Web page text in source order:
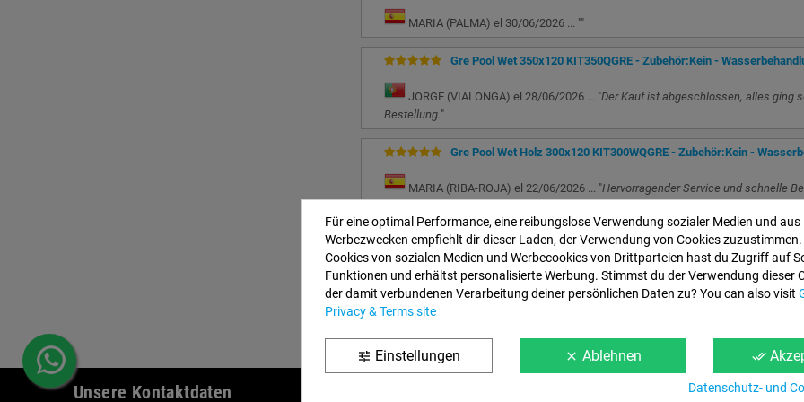
MARIA (PALMA) el 30/06/2026 ... ""
Gre Pool Wet 350x120 KIT350QGRE - Zubehör:Kein -
JORGE (VIALONGA) el 28/06/2026 ... "Der Kauf ist abgeschlossen, alles ging
Bestellung."
Gre Pool Wet Holz 300x120 KIT300WQGRE - Zubehör:Kein -
MARIA (RIBA-ROJA) el 22/06/2026 ... "Hervorragender Service und schnelle
Gre Pool Wet Holz 500x300x120 KIT500WQGRE - Zubehör:Kein -
DARWIN (EL VISO DE SAN JUAN) el 17/06/2026 ... "Sie sind echte Genies im
Gre Pool Wet Holz 300x120 KIT300WQGRE - Zubehör:Kein -
ANTONIO (PALMA DE MALLORCA) el 16/06/2026 ... ""
Unsere Kontaktdaten Web-
Für eine optimal Performance, eine reibungslose Verwendung sozialer Medien und aus
Werbezwecken empfiehlt dir dieser Laden, der Verwendung von Cookies zuzustimmen.
Cookies von sozialen Medien und Werbecookies von Drittparteien hast du Zugriff auf
Funktionen und erhältst personalisierte Werbung. Stimmst du der Verwendung dieser
der damit verbundenen Verarbeitung deiner persönlichen Daten zu? You can also visit
Privacy & Terms site
tune Einstellungen clear Ablehnen done_all
Datenschutz- und